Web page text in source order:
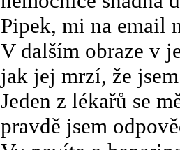
Pipek, mi na email
V dalším obraze v
jak jej mrzí, že
Jeden z lékařů se
pravdě jsem